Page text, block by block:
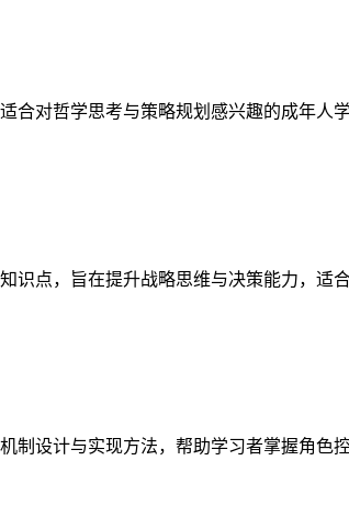
对哲学思考与策略规划感兴趣的成年人
点，旨在提升战略思维与决策能力，适
设计与实现方法，帮助学习者掌握角色